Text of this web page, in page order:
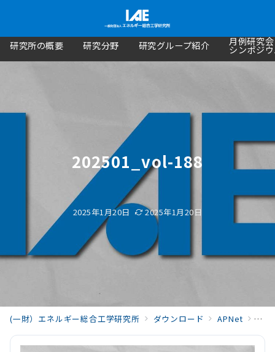
研究所の概要 研究分野 研究グループ紹介 月例研究
シンポジ
202501_vol-188
2025年1月20日 2025年1月20日
(一財）エネルギー総合工学研究所 ダウンロード APNet